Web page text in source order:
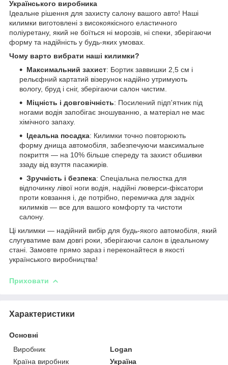
Українського виробника
Ідеальне рішення для захисту салону вашого авто! Наші
килимки виготовлені з високоякісного еластичного
поліуретану, який не боїться ні морозів, ні спеки, зберігаючи
форму та надійність у будь-яких умовах.
Чому варто вибрати наші килимки?
Максимальний захист: Бортик заввишки 2,5 см і
рельєфний картатий візерунок надійно утримують
вологу, бруд і сніг, зберігаючи салон чистим.
Міцність і довговічність: Посилений підп'ятник під
ногами водія запобігає зношуванню, а матеріал не має
хімічного запаху.
Ідеальна посадка: Килимки точно повторюють
форму днища автомобіля, забезпечуючи максимальне
покриття — на 10% більше спереду та захист обшивки
ззаду від взуття пасажирів.
Зручність і безпека: Спеціальна пелюстка для
відпочинку лівої ноги водія, надійні люверси-фіксатори
проти ковзання і, де потрібно, перемичка для задніх
килимків — все для вашого комфорту та чистоти
салону.
Ці килимки — надійний вибір для будь-якого автомобіля, який
слугуватиме вам довгі роки, зберігаючи салон в ідеальному
стані. Замовте прямо зараз і переконайтеся в якості
українського виробництва!
Приховати
Характеристики
Основні
Виробник
Logan
Країна виробник
Україна